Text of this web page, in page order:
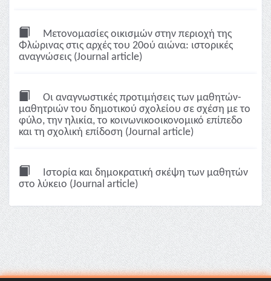
Μετονομασίες οικισμών στην περιοχή της
Φλώρινας στις αρχές του 20ού αιώνα: ιστορικές
αναγνώσεις (Journal article)
Οι αναγνωστικές προτιμήσεις των μαθητών-
μαθητριών του δημοτικού σχολείου σε σχέση με το
φύλο, την ηλικία, το κοινωνικοοικονομικό επίπεδο
και τη σχολική επίδοση (Journal article)
Ιστορία και δημοκρατική σκέψη των μαθητών
στο λύκειο (Journal article)